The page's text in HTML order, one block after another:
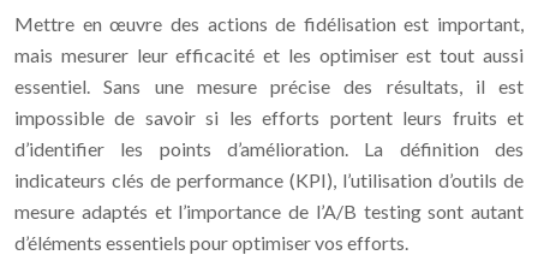
Mettre en œuvre des actions de fidélisation est important,
mais mesurer leur efficacité et les optimiser est tout aussi
essentiel. Sans une mesure précise des résultats, il est
impossible de savoir si les efforts portent leurs fruits et
d’identifier les points d’amélioration. La définition des
indicateurs clés de performance (KPI), l’utilisation d’outils de
mesure adaptés et l’importance de l’A/B testing sont autant
d’éléments essentiels pour optimiser vos efforts.